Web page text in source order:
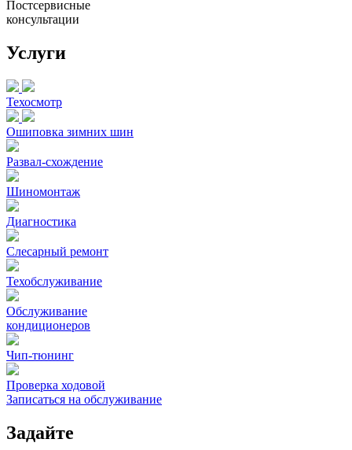
Постсервисные
консультации
Услуги
Техосмотр
Ошиповка зимних шин
Развал-схождение
Шиномонтаж
Диагностика
Слесарный ремонт
Техобслуживание
Обслуживание
кондиционеров
Чип-тюнинг
Проверка ходовой
Записаться на обслуживание
Задайте